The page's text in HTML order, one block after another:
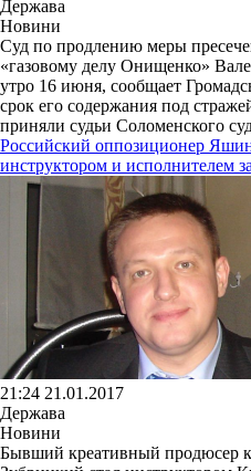
Держава
Новини
Суд по продлению меры
«газовому делу Онищенко»
утро 16 июня, сообщает
срок его содержания под
приняли судьи Соломенского
Российский оппозиционер
инструктором и исполнителем
21:24 21.01.2017
Держава
Новини
Бывший креативный продюсер